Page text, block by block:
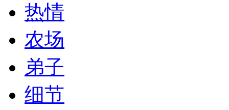
热情
农场
弟子
细节